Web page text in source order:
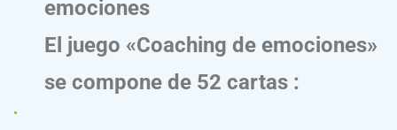
emociones
El juego «Coaching de emociones»
se compone de 52 cartas :